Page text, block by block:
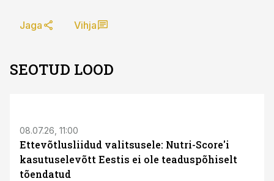
Jaga Vihja
SEOTUD LOOD
08.07.26, 11:00
Ettevõtlusliidud valitsusele: Nutri-Score'i
kasutuselevõtt Eestis ei ole teaduspõhiselt
tõendatud